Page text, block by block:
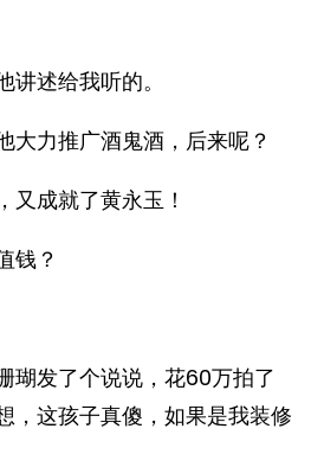
述给我听的。
大力推广酒鬼酒，后来呢？
又成就了黄永玉！
钱？
瑚发了个说说，花60万拍了
，这孩子真傻，如果是我装修